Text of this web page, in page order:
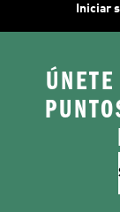
Iniciar